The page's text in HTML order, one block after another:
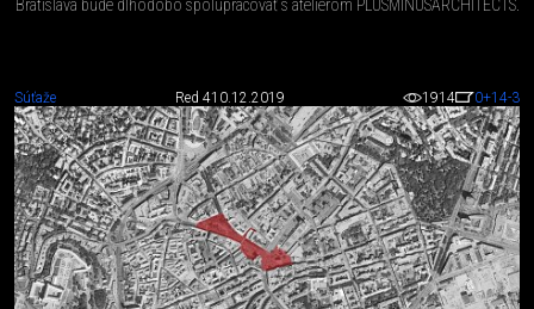
Bratislava bude dlhodobo spolupracovať s ateliérom PLUSMINUSARCHITECTS.
Súťaže Red 410.12.2019 1914 0+14-3